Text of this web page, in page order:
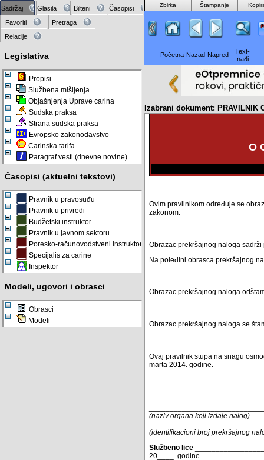
Sadržaj Glasila Bilteni
Časopisi
Favoriti
Pretraga
Relacije
Legislativa
Propisi
Službena mišljenja
Objašnjenja Uprave carina
Sudska praksa
Strana sudska praksa
Evropsko zakonodavstvo
Carinska tarifa
Paragraf vesti (dnevne novine)
Časopisi (aktuelni tekstovi)
Pravnik u pravosuđu
Pravnik u privredi
Budžetski instruktor
Pravnik u javnom sektoru
Poresko-računovodstveni instruktor
Specijalis za carine
Inspektor
Modeli, ugovori i obrasci
Obrasci
Modeli
Zbirka Štampanje
Početna Nazad Napred
Text-
nađi
Izabrani dokument: PRAVILNIK
O
Ovim pravilnikom određuje se
zakonom.
Obrazac prekršajnog naloga
Na poleđini obrasca prekršajnog
Obrazac prekršajnog naloga
Obrazac prekršajnog naloga se
Ovaj pravilnik stupa na snagu
marta 2014. godine.
(naziv organa koji izdaje nalog)
(identifikacioni broj prekršajnog
Službeno lice
20____. godine.